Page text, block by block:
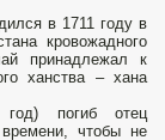
в 1711 году в
кровожадного
принадлежал к
ханства – хана
погиб отец
чтобы не